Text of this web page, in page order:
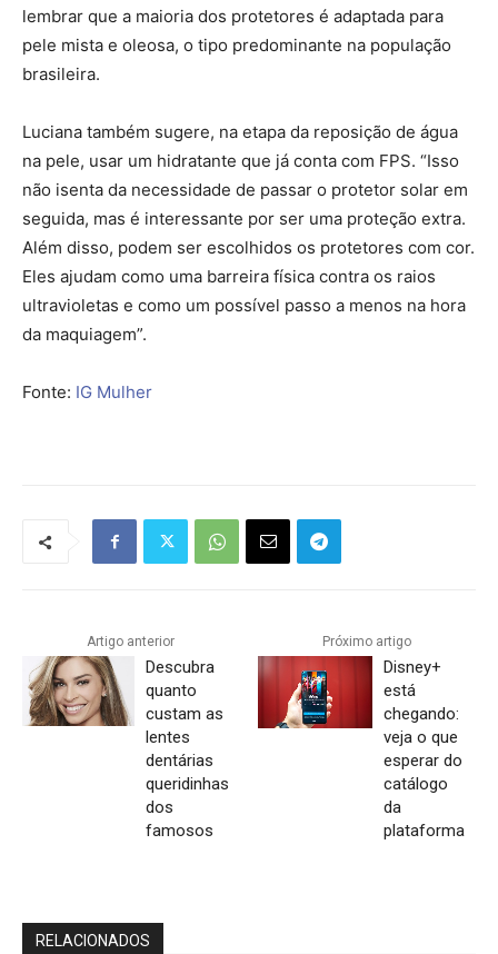
lembrar que a maioria dos protetores é adaptada para
pele mista e oleosa, o tipo predominante na população
brasileira.
Luciana também sugere, na etapa da reposição de água
na pele, usar um hidratante que já conta com FPS. “Isso
não isenta da necessidade de passar o protetor solar em
seguida, mas é interessante por ser uma proteção extra.
Além disso, podem ser escolhidos os protetores com cor.
Eles ajudam como uma barreira física contra os raios
ultravioletas e como um possível passo a menos na hora
da maquiagem”.
Fonte: IG Mulher
Artigo anterior
Descubra
quanto
custam as
lentes
dentárias
queridinhas
dos
famosos
Próximo artigo
Disney+
está
chegando:
veja o que
esperar do
catálogo
da
plataforma
RELACIONADOS